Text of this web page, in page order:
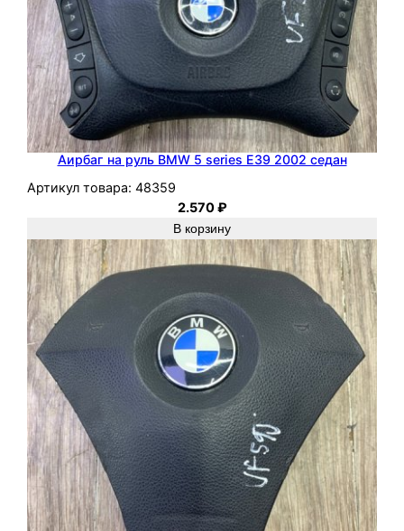
Аирбаг на руль BMW 5 series E39 2002 седан
Артикул товара: 48359
2.570₽
В корзину